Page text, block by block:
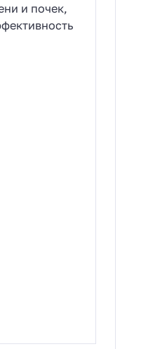
и почек,